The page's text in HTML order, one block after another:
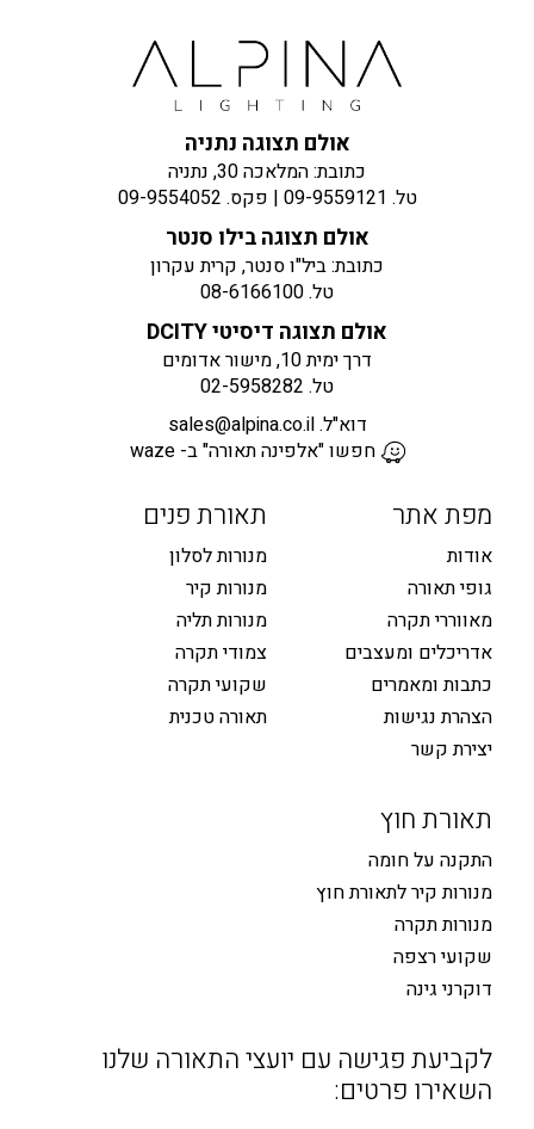
אולם תצוגה נתניה
כתובת: המלאכה 30, נתניה
טל. 09-9559121 | פקס. 09-9554052
אולם תצוגה בילו סנטר
כתובת: ביל"ו סנטר, קרית עקרון
טל.08-6166100
אולם תצוגה דיסיטי DCITY
דרך ימית 10, מישור אדומים
טל. 02-5958282
דוא"ל.sales@alpina.co.il
חפשו "אלפינה תאורה" ב- waze
מפת אתר
אודות
גופי תאורה
מאווררי תקרה
אדריכלים ומעצבים
כתבות ומאמרים
הצהרת נגישות
יצירת קשר
תאורת פנים
מנורות לסלון
מנורות קיר
מנורות תליה
צמודי תקרה
שקועי תקרה
תאורה טכנית
תאורת חוץ
התקנה על חומה
מנורות קיר לתאורת חוץ
מנורות תקרה
שקועי רצפה
דוקרני גינה
לקביעת פגישה עם יועצי התאורה שלנו
השאירו פרטים: